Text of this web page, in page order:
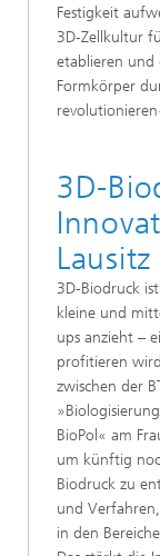
Festigkeit
3D-Zellkultur
etablieren und
Formkörper
3D-
3D-Biodruck
kleine und
ups anzieht –
profitieren
zwischen der
BioPol« am
um künftig
Biodruck zu
und
in den